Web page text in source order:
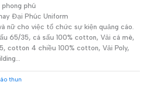
phú
Đại Phúc Uniform
nữ cho việc tổ chức sự kiện quảng cáo.
65/35, cá sấu 100% cotton, Vải cá mè,
cotton 4 chiều 100% cotton, Vải Poly,
thun